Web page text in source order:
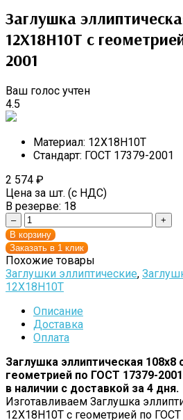
Заглушка
12Х18Н10Т с
2001
Ваш голос учтен
4.5
Материал: 12Х18Н10Т
Стандарт: ГОСТ 17379-2001
2 574 ₽
Цена за шт. (с НДС)
В резерве: 18
–
+
В корзину
Заказать в 1 клик
Похожие товары
Заглушки эллиптические,
12Х18Н10Т
Описание
Доставка
Оплата
Заглушка эллиптическая 108х8
геометрией по ГОСТ 17379-
в наличии с доставкой за 4 дня.
Изготавливаем Заглушка
12Х18Н10Т с геометрией по